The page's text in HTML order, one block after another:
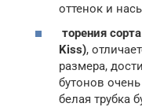
оттенок и
торения
Kiss),
размера,
бутонов
белая трубка